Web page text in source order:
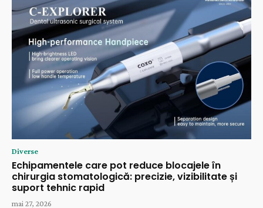
Diverse
Echipamentele care pot reduce blocajele în
chirurgia stomatologică: precizie, vizibilitate și
suport tehnic rapid
mai 27, 2026